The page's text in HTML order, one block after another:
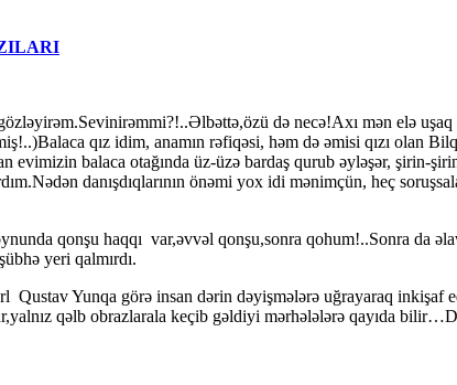
də necə!Axı mən elə
qız idim, anamın rəfiqəsi, həm də əmisi qızı olan
balaca otağında üz-üzə bardaş qurub əyləşər, şirin-
danışdıqlarının önəmi yox idi mənimçün, heç
qonşu haqqı var,əvvəl qonşu,sonra qohum!..Sonra da
yeri qalmırdı.
Yunqa görə insan dərin dəyişmələrə uğrayaraq
qəlb obrazlarala keçib gəldiyi mərhələlərə qayıda